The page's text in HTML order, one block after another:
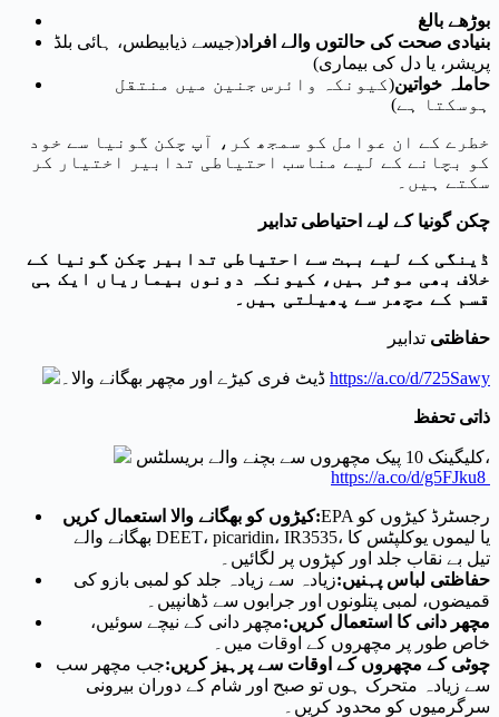
بوڑھے بالغ
بنیادی صحت کی حالتوں والے افراد(جیسے ذیابیطس، ہائی بلڈ
پریشر، یا دل کی بیماری)
حاملہ خواتین(کیونکہ وائرس جنین میں منتقل
ہوسکتا ہے)
خطرے کے ان عوامل کو سمجھ کر، آپ چکن گونیا سے خود
کو بچانے کے لیے مناسب احتیاطی تدابیر اختیار کر
سکتے ہیں۔
چکن گونیا کے لیے احتیاطی تدابیر
ڈینگی کے لیے بہت سے احتیاطی تدابیر چکن گونیا کے
خلاف بھی موثر ہیں، کیونکہ دونوں بیماریاں ایک ہی
قسم کے مچھر سے پھیلتی ہیں۔
حفاظتی تدابیر
https://a.co/d/725Sawy
ذاتی تحفظ
کلیگینک 10 پیک مچھروں سے بچنے والے بریسلٹس،
https://a.co/d/g5FJku8
کیڑوں کو بھگانے والا استعمال کریں:EPA رجسٹرڈ کیڑوں کو
بھگانے والے DEET، picaridin، IR3535، یا لیموں یوکلپٹس کا
تیل بے نقاب جلد اور کپڑوں پر لگائیں۔
حفاظتی لباس پہنیں:زیادہ سے زیادہ جلد کو لمبی بازو کی
قمیضوں، لمبی پتلونوں اور جرابوں سے ڈھانپیں۔
مچھر دانی کا استعمال کریں:مچھر دانی کے نیچے سوئیں،
خاص طور پر مچھروں کے اوقات میں۔
چوٹی کے مچھروں کے اوقات سے پرہیز کریں:جب مچھر سب
سے زیادہ متحرک ہوں تو صبح اور شام کے دوران بیرونی
سرگرمیوں کو محدود کریں۔